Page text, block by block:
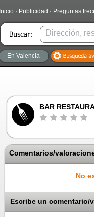
Inicio · Publicidad · Preguntas
En Valencia
BAR
Comentarios/
No
Escribe un comentario/